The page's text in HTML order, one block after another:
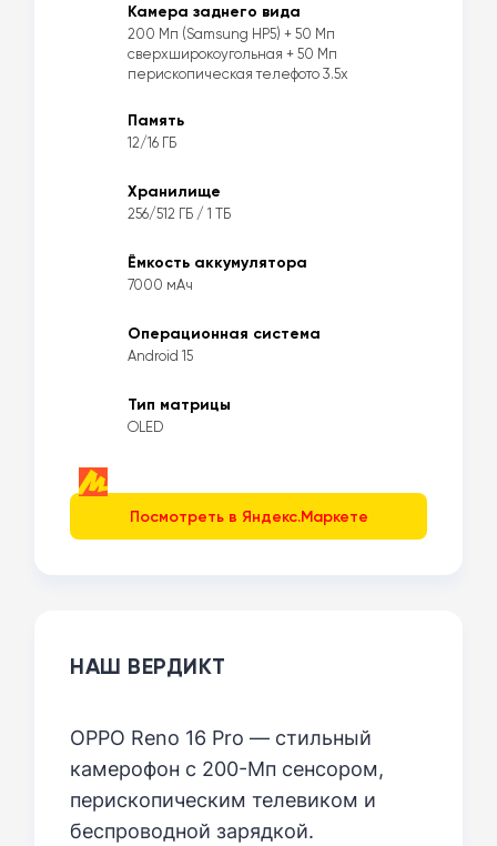
Камера заднего вида
200 Мп (Samsung HP5) + 50 Мп
сверхширокоугольная + 50 Мп
перископическая телефото 3.5x
Память
12/16 ГБ
Хранилище
256/512 ГБ / 1 ТБ
Ёмкость аккумулятора
7000 мАч
Операционная система
Android 15
Тип матрицы
OLED
Посмотреть в Яндекс.Маркете
НАШ ВЕРДИКТ
OPPO Reno 16 Pro — стильный
камерофон с 200-Мп сенсором,
перископическим телевиком и
беспроводной зарядкой.